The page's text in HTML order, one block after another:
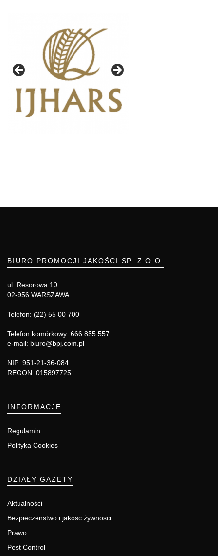
BIURO PROMOCJI JAKOŚCI SP. Z O.O.
ul. Resorowa 10
02-956 WARSZAWA
Telefon: (22) 55 00 700
Telefon komórkowy: 666 855 557
e-mail: biuro@bpj.com.pl
NIP: 951-21-36-084
REGON: 015897725
INFORMACJE
Regulamin
Polityka Cookies
DZIAŁY GAZETY
Aktualności
Bezpieczeństwo i jakość żywności
Prawo
Pest Control